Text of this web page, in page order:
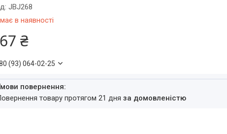
в наявності
JBJ268
₴
(93) 064-02-25
повернення товару протягом 21 дняза домовленістю